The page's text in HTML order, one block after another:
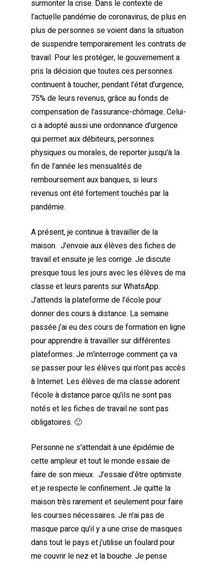
surmonter la crise. Dans le contexte de
l’actuelle pandémie de coronavirus, de plus en
plus de personnes se voient dans la situation
de suspendre temporairement les contrats de
travail. Pour les protéger, le gouvernement a
pris la décision que toutes ces personnes
continuent à toucher, pendant l’état d’urgence,
75% de leurs revenus, grâce au fonds de
compensation de l’assurance-chômage. Celui-
ci a adopté aussi une ordonnance d’urgence
qui permet aux débiteurs, personnes
physiques ou morales, de reporter jusqu’à la
fin de l’année les mensualités de
remboursement aux banques, si leurs
revenus ont été fortement touchés par la
pandémie.
A présent, je continue à travailler de la
maison. J’envoie aux élèves des fiches de
travail et ensuite je les corrige. Je discute
presque tous les jours avec les élèves de ma
classe et leurs parents sur WhatsApp.
J’attends la plateforme de l’école pour
donner des cours à distance. La semaine
passée j’ai eu des cours de formation en ligne
pour apprendre à travailler sur différentes
plateformes. Je m’interroge comment ça va
se passer pour les élèves qui n’ont pas accès
à Internet. Les élèves de ma classe adorent
l’école à distance parce qu’ils ne sont pas
notés et les fiches de travail ne sont pas
obligatoires. 🙂
Personne ne s’attendait à une épidémie de
cette ampleur et tout le monde essaie de
faire de son mieux. J’essaie d’être optimiste
et je respecte le confinement. Je quitte la
maison très rarement et seulement pour faire
les courses nécessaires. Je n’ai pas de
masque parce qu’il y a une crise de masques
dans tout le pays et j’utilise un foulard pour
me couvrir le nez et la bouche. Je pense